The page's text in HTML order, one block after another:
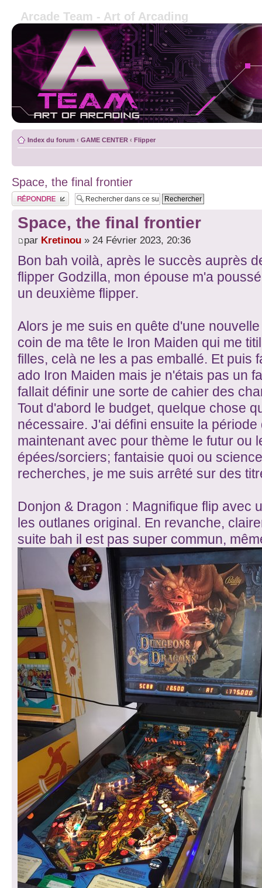
Arcade Team - Art of Arcading
Index du forum ‹ GAME CENTER ‹ Flipper
Space, the final frontier
Publier une réponse
Space, the final frontier
par Kretinou » 24 Février 2023, 20:36
Bon bah voilà, après le succès auprès
flipper Godzilla, mon épouse m'a
un deuxième flipper.
Alors je me suis en quête d'une
coin de ma tête le Iron Maiden qui me
filles, celà ne les a pas emballé. Et puis
ado Iron Maiden mais je n'étais pas un
fallait définir une sorte de cahier des
Tout d'abord le budget, quelque chose
nécessaire. J'ai défini ensuite la
maintenant avec pour thème le futur ou
épées/sorciers; fantaisie quoi ou
recherches, je me suis arrêté sur des
Donjon & Dragon : Magnifique flip avec
les outlanes original. En revanche,
suite bah il est pas super commun,